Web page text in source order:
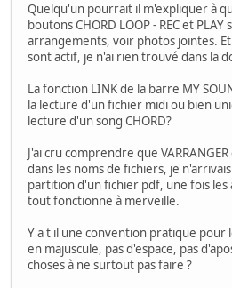
Quelqu'un pourrait il m'expliquer à
boutons CHORD LOOP - REC et
arrangements, voir photos jointes.
sont actif, je n'ai rien trouvé dans la
La fonction LINK de la barre MY
la lecture d'un fichier midi ou bien
lecture d'un song CHORD?
J'ai cru comprendre que
dans les noms de fichiers, je
partition d'un fichier pdf, une fois les
tout fonctionne à merveille.
Y a t il une convention pratique pour
en majuscule, pas d'espace, pas
choses à ne surtout pas faire ?